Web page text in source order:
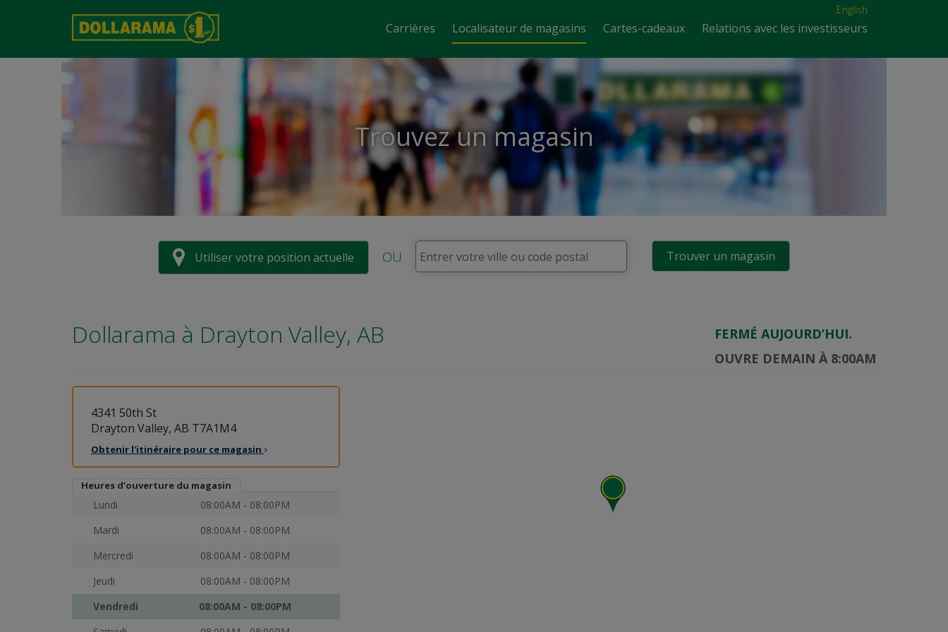
English
Carrières Localisateur de magasins Cartes-cadeaux Relations avec les investisseurs
Trouvez un magasin
Utiliser votre position actuelle OU Trouver un magasin
Dollarama à Drayton Valley, AB
FERMÉ AUJOURD’HUI.
OUVRE DEMAIN À 8:00AM
4341 50th St
Drayton Valley, AB T7A1M4
Obtenir l'itinéraire pour ce magasin
Heures d’ouverture du magasin
Lundi
08:00AM - 08:00PM
Mardi
08:00AM - 08:00PM
Mercredi
08:00AM - 08:00PM
Jeudi
08:00AM - 08:00PM
Vendredi
08:00AM - 08:00PM